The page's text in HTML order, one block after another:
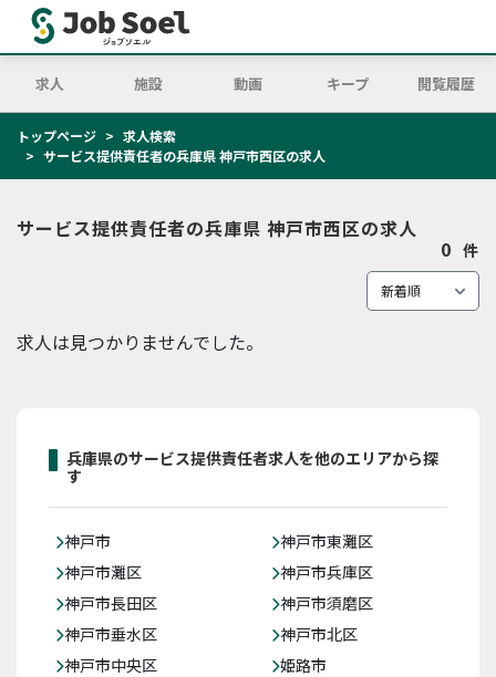
求人 施設 動画 キープ 閲覧履歴
トップページ
求人検索
サービス提供責任者の兵庫県 神戸市西区の求人
サービス提供責任者の兵庫県 神戸市西区の求人
0 件
求人は見つかりませんでした。
兵庫県のサービス提供責任者求人を他のエリアから探
す
神戸市
神戸市東灘区
神戸市灘区
神戸市兵庫区
神戸市長田区
神戸市須磨区
神戸市垂水区
神戸市北区
神戸市中央区
姫路市